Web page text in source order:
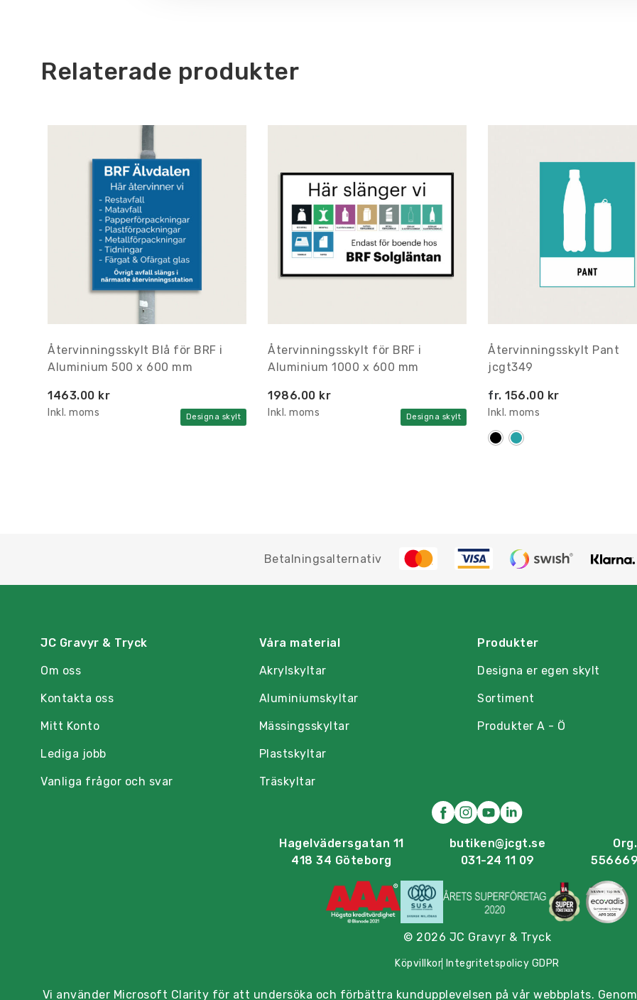
Relaterade produkter
Återvinningsskylt Blå för BRF i
Aluminium 500 x 600 mm
1463.00 kr
Inkl. moms Designa skylt
Återvinningsskylt för BRF i
Aluminium 1000 x 600 mm
1986.00 kr
Inkl. moms Designa skylt
Återvinningsskylt Pant
jcgt349
fr. 156.00 kr
Inkl. moms
Betalningsalternativ
JC Gravyr & Tryck
Om oss
Kontakta oss
Mitt Konto
Lediga jobb
Vanliga frågor och svar
Våra material
Akrylskyltar
Aluminiumskyltar
Mässingsskyltar
Plastskyltar
Träskyltar
Produkter
Designa er egen skylt
Sortiment
Produkter A - Ö
Hagelvädersgatan 11
418 34 Göteborg
butiken@jcgt.se
031-24 11 09
© 2026 JC Gravyr & Tryck
Köpvillkor Integritetspolicy GDPR
Vi använder Microsoft Clarity för att undersöka och förbättra kundupplevelsen på vår webbplats.